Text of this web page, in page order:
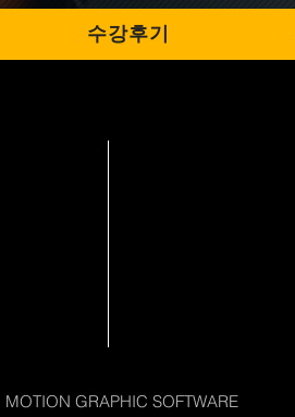
수강후기
MOTION GRAPHIC SOFTWARE